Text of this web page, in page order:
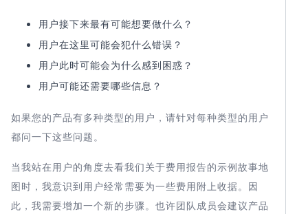
用户接下来最有可能想要做什么？
用户在这里可能会犯什么错误？
用户此时可能会为什么感到困惑？
用户可能还需要哪些信息？
如果您的产品有多种类型的用户，请针对每种类型的用户
都问一下这些问题。
当我站在用户的角度去看我们关于费用报告的示例故事地
图时，我意识到用户经常需要为一些费用附上收据。因
此，我需要增加一个新的步骤。也许团队成员会建议产品